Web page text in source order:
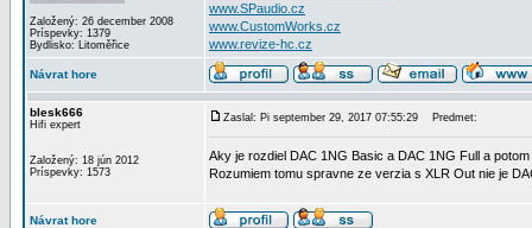
Založený: 26 december 2008
Príspevky: 1379
Bydlisko: Litoměřice
www.SPaudio.cz
www.CustomWorks.cz
www.revize-hc.cz
Návrat hore
blesk666
Hifi expert
Založený: 18 jún 2012
Príspevky: 1573
Zaslal: Pi september 29, 2017 07:55:29 Predmet:
Aky je rozdiel DAC 1NG Basic a DAC 1NG Full a
Rozumiem tomu spravne ze verzia s XLR Out nie je
Návrat hore